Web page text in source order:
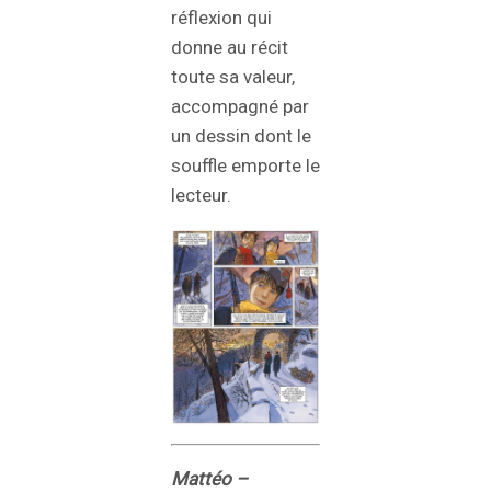
réflexion qui
donne au récit
toute sa valeur,
accompagné par
un dessin dont le
souffle emporte le
lecteur.
Mattéo –